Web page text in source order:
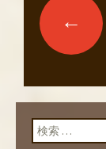
投
ン
←
検索: